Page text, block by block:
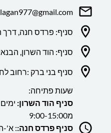
lagan977@gmail.com
סניף: פרדס חנה, דרך
סניף: הוד השרון, הבנאי
סניף בני ברק :רחוב לח"י
שעות פתיחה:
סניף הוד השרון:
מ9:00-15:00
סניף פרדס חנה: